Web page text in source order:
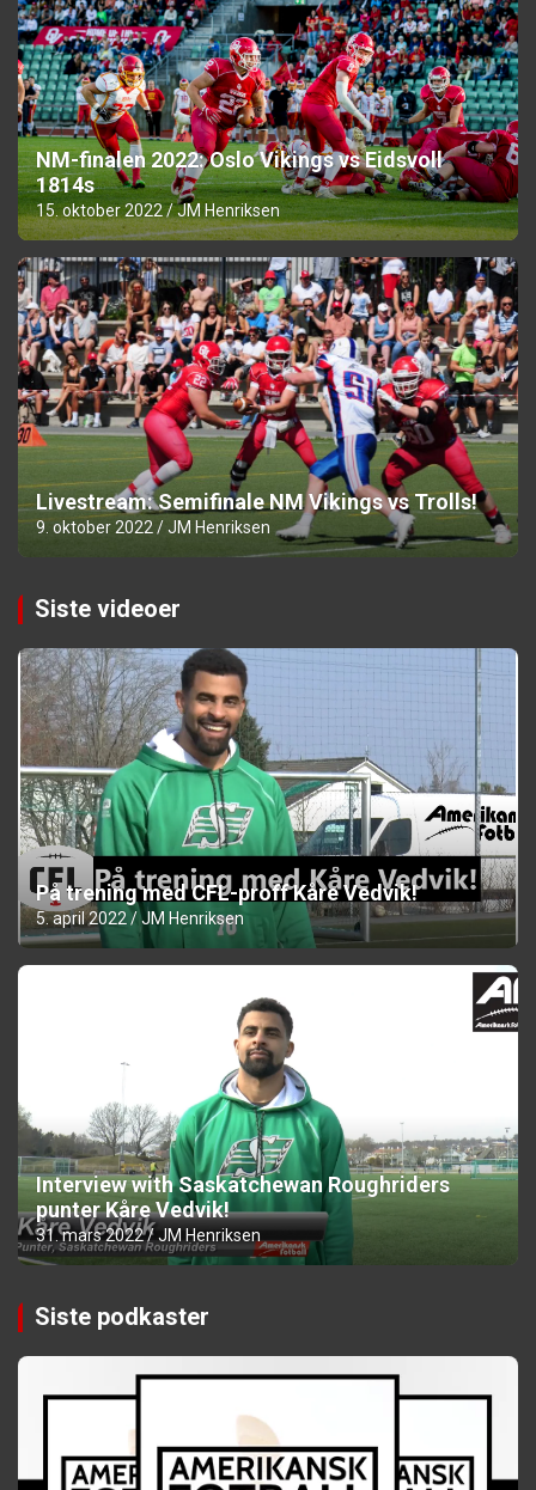
NM-finalen 2022: Oslo Vikings vs Eidsvoll
1814s
15. oktober 2022 JM Henriksen
Livestream: Semifinale NM Vikings vs Trolls!
9. oktober 2022 JM Henriksen
Siste videoer
På trening med CFL-proff Kåre Vedvik!
5. april 2022 JM Henriksen
Interview with Saskatchewan Roughriders
punter Kåre Vedvik!
31. mars 2022 JM Henriksen
Siste podkaster